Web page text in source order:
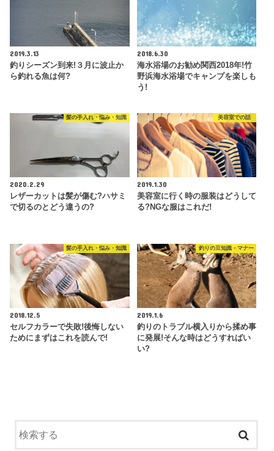
2019.3.13
釣りシーズン到来!３月に波止か
ら釣れる魚は何?
2018.6.30
海水浴場のお勧め関西2018年!竹
野浜海水浴場でキャンプを楽しも
う!
髪の手入れ・悩み・知識
2020.2.29
レザーカットは髪が傷む?ハサミ
で切るのとどう違うの?
美容室での話
2019.1.30
美容室に行く時の服装はどうして
る?NGな服はこれだ!
髪の手入れ・悩み・知識
2018.12.5
セルフカラーで失敗!後悔しない
ためにまずはこれを読んで!
釣りの豆知識・マナー
2019.1.6
釣りのトラブル横入りから揉め事
に発展!そんな時はどうすればい
い?